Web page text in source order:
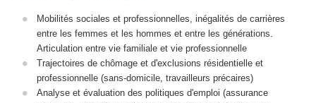
Mobilités sociales et professionnelles, inégalités de carrières
entre les femmes et les hommes et entre les générations.
Articulation entre vie familiale et vie professionnelle
Trajectoires de chômage et d'exclusions résidentielle et
professionnelle (sans-domicile, travailleurs précaires)
Analyse et évaluation des politiques d'emploi (assurance